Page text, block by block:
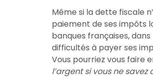
Même si la dette fiscale
paiement de ses impôts
banques françaises,
difficultés à payer ses
Vous pourriez vous faire
l’argent si vous ne